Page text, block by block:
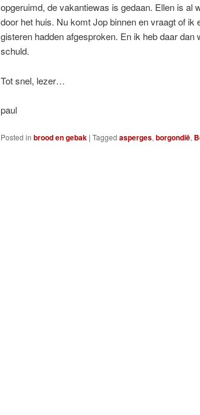
opgeruimd, de vakantiewas is gedaan. Ellen is al
door het huis. Nu komt Jop binnen en vraagt of
gisteren hadden afgesproken. En ik heb daar
schuld.
Tot snel, lezer…
paul
Posted in brood en gebak | Tagged asperges, borgondië,